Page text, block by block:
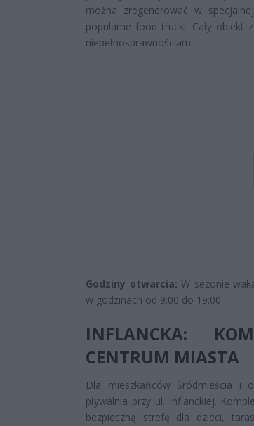
można zregenerować w
popularne food trucki. Cały obiekt
niepełnosprawnościami.
Godziny otwarcia: W sezonie
w godzinach od 9:00 do 19:00.
INFLANCKA:
CENTRUM MIASTA
Dla mieszkańców Śródmieścia i
pływalnia przy ul. Inflanckiej.
bezpieczną strefę dla dzieci,